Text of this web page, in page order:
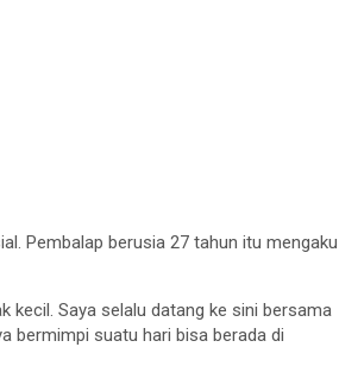
Pembalap berusia 27 tahun itu mengaku
kecil. Saya selalu datang ke sini bersama
bermimpi suatu hari bisa berada di